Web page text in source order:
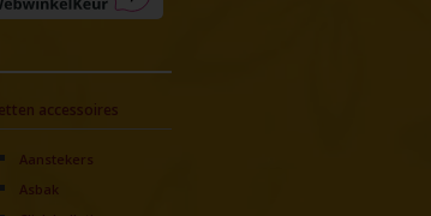
accessoires
Aanstekers
Asbak